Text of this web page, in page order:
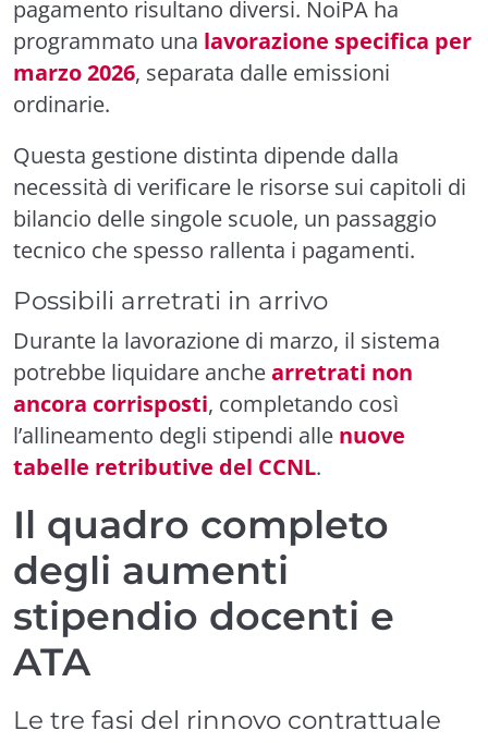
pagamento risultano diversi. NoiPA ha
programmato una lavorazione specifica per
marzo 2026, separata dalle emissioni
ordinarie.
Questa gestione distinta dipende dalla
necessità di verificare le risorse sui capitoli di
bilancio delle singole scuole, un passaggio
tecnico che spesso rallenta i pagamenti.
Possibili arretrati in arrivo
Durante la lavorazione di marzo, il sistema
potrebbe liquidare anchearretrati non
ancora corrisposti, completando così
l’allineamento degli stipendi alle nuove
tabelle retributive del CCNL.
Il quadro completo
degli aumenti
stipendio docenti e
ATA
Le tre fasi del rinnovo contrattuale